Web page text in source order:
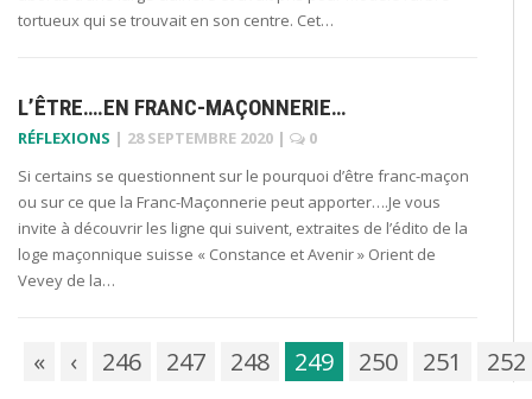
tortueux qui se trouvait en son centre. Cet…
L’ÊTRE….EN FRANC-MAÇONNERIE…
RÉFLEXIONS | 28 SEPTEMBRE 2020 |
0
Si certains se questionnent sur le pourquoi d’être franc-maçon
ou sur ce que la Franc-Maçonnerie peut apporter….Je vous
invite à découvrir les ligne qui suivent, extraites de l’édito de la
loge maçonnique suisse « Constance et Avenir » Orient de
Vevey de la…
« ‹ 246 247 248 249 250 251 252